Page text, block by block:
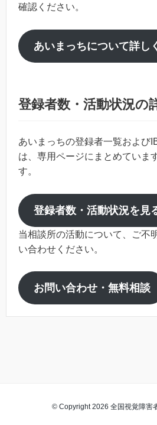
確認ください。
あいまっちについて詳し
登録者数・活動状況の
あいまっちの登録者一覧および
は、専用ページにまとめていま
す。
登録者数・活動状況を見
当相談所の活動について、ご不
い合わせください。
お問い合わせ・無料相談
© Copyright 2026 全国視覚障害